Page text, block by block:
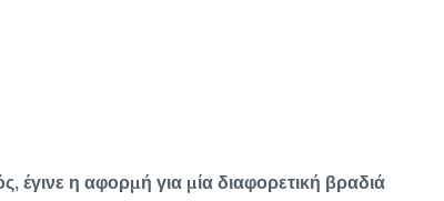
έγινε η αφορμή για μία διαφορετική βραδιά